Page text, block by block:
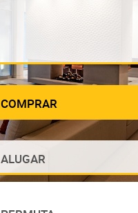
COMPRAR
ALUGAR